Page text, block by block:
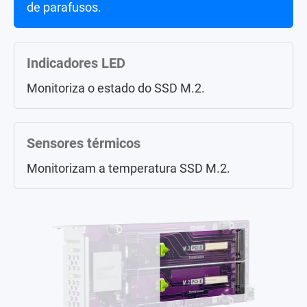
de parafusos.
Indicadores LED
Monitoriza o estado do SSD M.2.
Sensores térmicos
Monitorizam a temperatura SSD M.2.